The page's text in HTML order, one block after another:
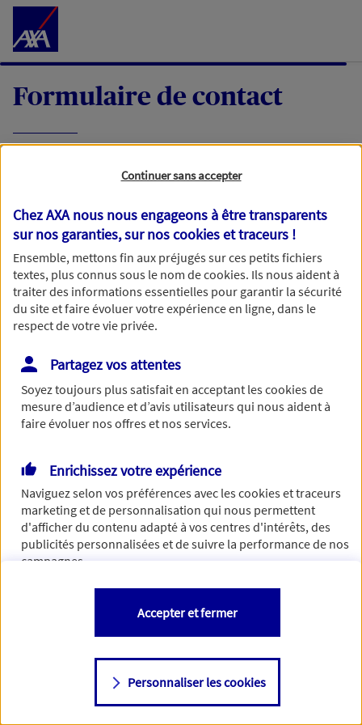
Accéder au Contenu
Formulaire de contact
demande, nous vous répondrons dans les
meilleurs délais par mail ou par téléphone.
Votre message :
Vous disposez de droits sur les informations vous concernant. Pour
plus d’informations,cliquez ici.
Continuer sans accepter
Chez AXA nous nous engageons à être transparents
sur nos garanties, sur noscookies et traceurs !
Ensemble, mettons fin aux préjugés sur ces petits fichiers
textes, plus connus sous le nom decookies. Ils nous aident à
traiter des informations essentielles pour garantir la sécurité
du site et faire évoluer votre expérience en ligne, dans le
respect de votre vie privée.
Partagez vos attentes
Soyez toujours plus satisfait en acceptant lescookiesde
mesure d’audience et d’avis utilisateurs qui nous aident à
faire évoluer nos offres et nos services.
Enrichissez votre expérience
Naviguez selon vos préférences avec lescookies et traceurs
marketing et de personnalisation qui nous permettent
d'afficher du contenu adapté à vos centres d'intérêts, des
publicités personnalisées et de suivre la performance de nos
campagnes.
Vous êtes libre de les accepter, de les refuser comme de
changer d'avis à tout moment en allant sur
Consulter notre politique decookies
Personnaliser les cookies
Accepter et fermer